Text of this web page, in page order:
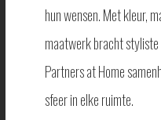
hun wensen. Met kleur,
maatwerk bracht styliste
Partners at Home
sfeer in elke ruimte.